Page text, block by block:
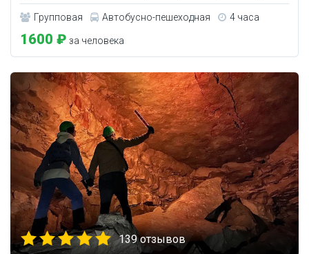
Групповая Автобусно-пешеходная 4 часа
1600 ₽ за человека
139 отзывов